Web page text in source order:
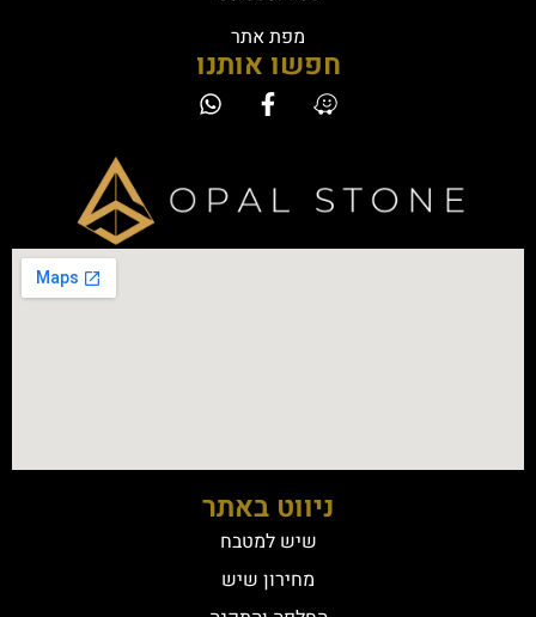
מפת אתר
חפשו אותנו
ניווט באתר
שיש למטבח
מחירון שיש